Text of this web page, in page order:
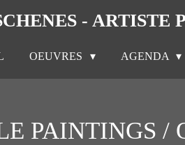
-
OEUVRES AGENDA
PAINTINGS /